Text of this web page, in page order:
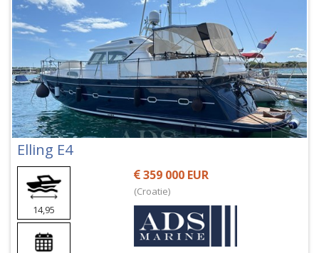
Elling E4
14,95
359 000 EUR
(Croatie)